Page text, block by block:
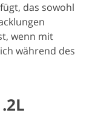
das sowohl
wenn mit
während des